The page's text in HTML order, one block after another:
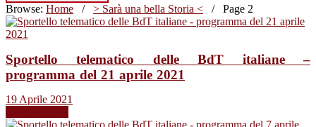
Browse: Home / > Sarà una bella Storia < / Page 2
Sportello telematico delle BdT italiane –
programma del 21 aprile 2021
19 Aprile 2021